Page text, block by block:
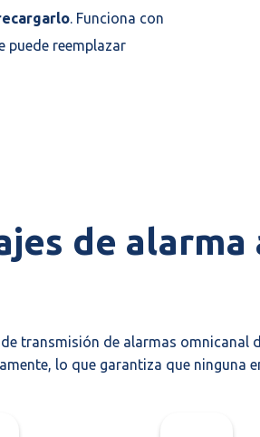
. Funciona con
puede reemplazar
de
transmisión de alarmas omnicanal
lo que garantiza que ninguna